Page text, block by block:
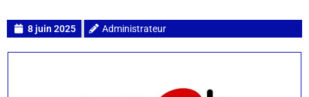
8 juin 2025 Administrateur